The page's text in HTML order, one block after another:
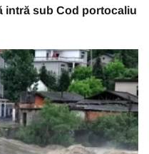
intră sub Cod portocaliu